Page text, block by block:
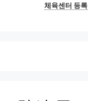
체육센터 등록